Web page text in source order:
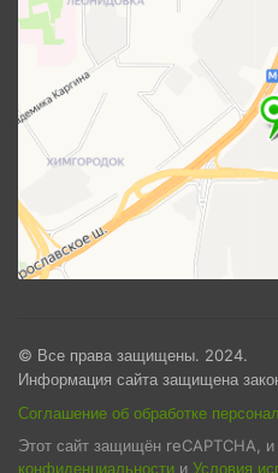
© Все права защищены. 2024.
Информация сайта защищена
Соглашение об обработке
Этот сайт защищён reCAPTCHA,
конфиденциальности и Условия